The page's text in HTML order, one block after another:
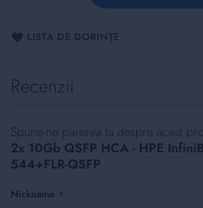
LISTA DE DORINȚE
Recenzii
Spune-ne parerea ta despre acest
2x 10Gb QSFP HCA - HPE
544+FLR-QSFP
Nickname